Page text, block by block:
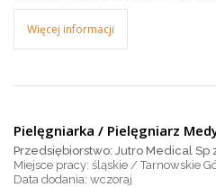
Więcej informacji
Pielęgniarka / Pielęgniarz
Przedsiębiorstwo: Jutro Medical Sp
Miejsce pracy: śląskie / Tarnowskie
wczoraj